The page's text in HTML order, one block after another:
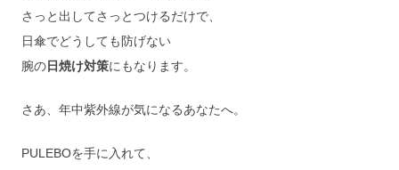
さっと出してさっとつけるだけで、
日傘でどうしても防げない
腕の日焼け対策にもなります。
さあ、年中紫外線が気になるあなたへ。
PULEBOを手に入れて、